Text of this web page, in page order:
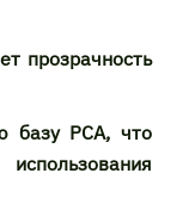
прозрачность
базу РСА, что